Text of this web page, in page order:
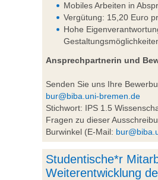
Mobiles Arbeiten in
Vergütung: 15,20 Euro
Hohe
Ansprechpartnerin und
Senden Sie uns Ihre
bur@biba.uni-bremen.de
Stichwort: IPS 1.5
Fragen zu dieser
Burwinkel (E-Mail:
Studentische*r
Weiterentwicklung